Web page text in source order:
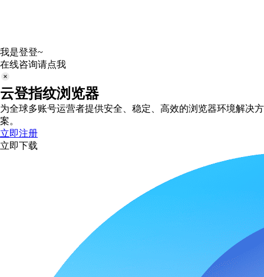
我是登登~
在线咨询请点我
云登指纹浏览器
为全球多账号运营者提供安全、稳定、高效的浏览器环境解决方
案。
立即注册
立即下载